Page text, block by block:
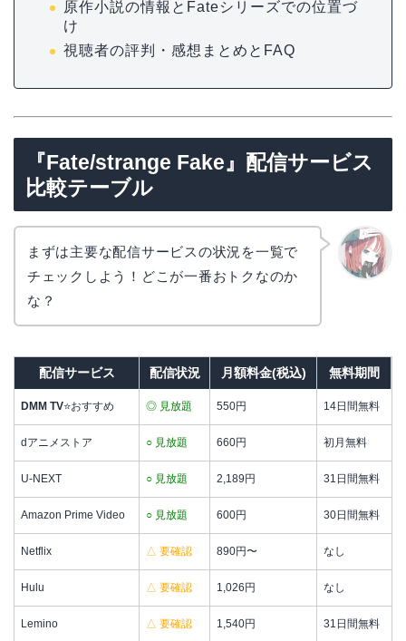
原作小説の情報とFateシリーズでの位置づ
け
視聴者の評判・感想まとめとFAQ
『Fate/strange Fake』配信サービス
比較テーブル
まずは主要な配信サービスの状況を一覧で
チェックしよう！どこが一番おトクなのか
な？
配信サービス 配信状況 月額料金(税込) 無料期間
DMM TV⭐おすすめ ◎ 見放題 550円 14日間無料
dアニメストア ○ 見放題 660円 初月無料
U-NEXT ○ 見放題 2,189円 31日間無料
Amazon Prime Video ○ 見放題 600円 30日間無料
Netflix △ 要確認 890円〜 なし
Hulu △ 要確認 1,026円 なし
Lemino △ 要確認 1,540円 31日間無料